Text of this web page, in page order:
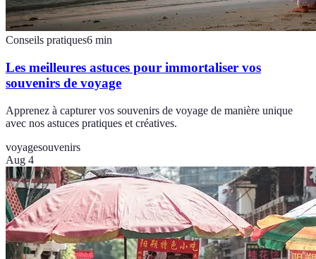
Conseils pratiques6 min
Les meilleures astuces pour immortaliser vos
souvenirs de voyage
Apprenez à capturer vos souvenirs de voyage de manière unique
avec nos astuces pratiques et créatives.
voyagesouvenirs
Aug 4